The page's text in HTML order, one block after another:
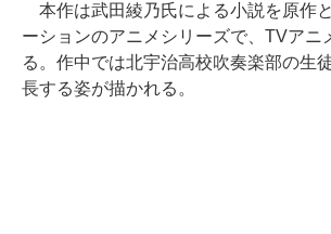
本作は武田綾乃氏による小説を原作
ーションのアニメシリーズで、TVアニ
る。作中では北宇治高校吹奏楽部の生
長する姿が描かれる。